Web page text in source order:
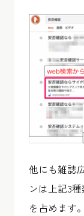
他にも雑誌
ンは上記3
を占めます。